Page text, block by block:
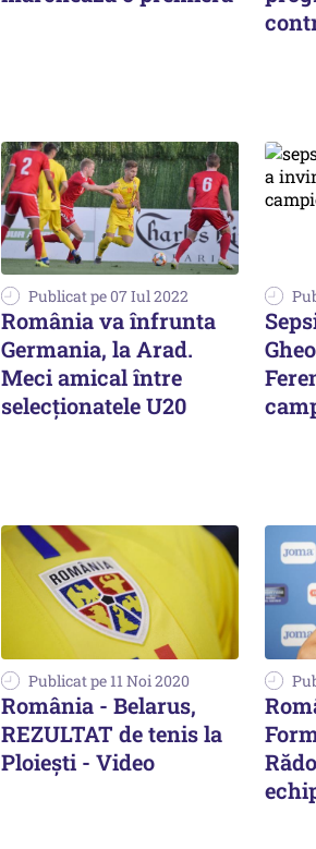
Publicat pe 07 Iul 2022
România va înfrunta
Germania, la Arad.
Meci amical între
selecționatele U20
Publicat pe 11 Noi 2020
România - Belarus,
REZULTAT de tenis la
Ploiești - Video